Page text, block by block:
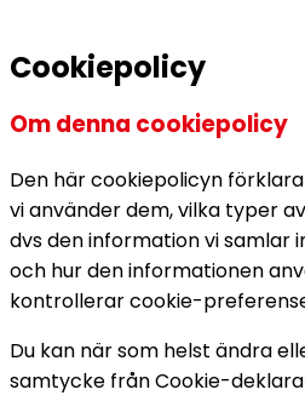
Cookiepolicy
Om denna cookiepolicy
Den här cookiepolicyn
vi använder dem, vilka typer
dvs den information vi samlar
och hur den informationen
kontrollerar cookie-
Du kan när som helst ändra
samtycke från Cookie-